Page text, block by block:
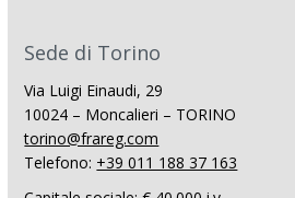
Sede di Torino
Via Luigi Einaudi, 29
10024 – Moncalieri – TORINO
torino@frareg.com
Telefono: +39 011 188 37 163